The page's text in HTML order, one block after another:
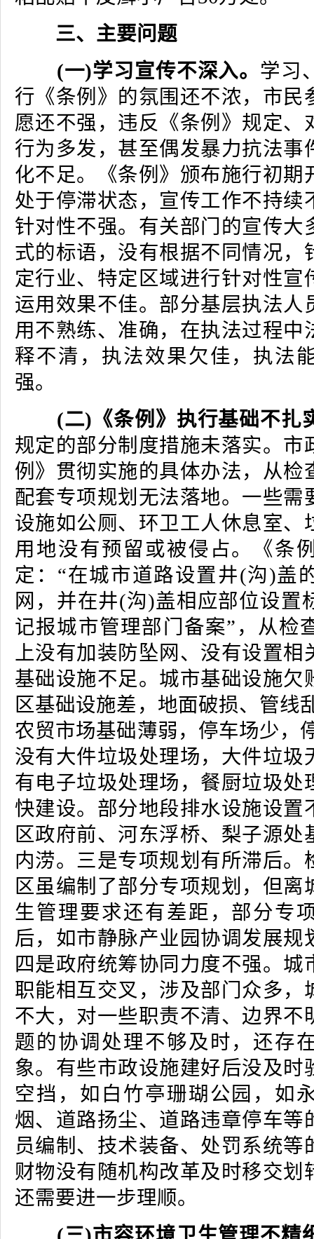
三、主要问题
(一)学习宣传不深入。 学习
行《条例》的氛围还不浓，市民
愿还不强，违反《条例》规定、
行为多发，甚至偶发暴力抗法事
化不足。《条例》颁布施行初期
处于停滞状态，宣传工作不持续
针对性不强。有关部门的宣传大
式的标语，没有根据不同情况，
定行业、特定区域进行针对性宣
运用效果不佳。部分基层执法人
用不熟练、准确，在执法过程中
释不清，执法效果欠佳，执法
强。
(二)《条例》执行基础不扎
规定的部分制度措施未落实。市
例》贯彻实施的具体办法，从检
配套专项规划无法落地。一些需
设施如公厕、环卫工人休息室、
用地没有预留或被侵占。《条
定：“在城市道路设置井(沟)盖
网，并在井(沟)盖相应部位设置
记报城市管理部门备案”，从检
上没有加装防坠网、没有设置相
基础设施不足。城市基础设施欠
区基础设施差，地面破损、管线
农贸市场基础薄弱，停车场少，
没有大件垃圾处理场，大件垃圾
有电子垃圾处理场，餐厨垃圾处
快建设。部分地段排水设施设置
区政府前、河东浮桥、梨子源处
内涝。三是专项规划有所滞后。
区虽编制了部分专项规划，但离
生管理要求还有差距，部分专
后，如市静脉产业园协调发展规
四是政府统筹协同力度不强。城
职能相互交叉，涉及部门众多，
不大，对一些职责不清、边界不
题的协调处理不够及时，还存
象。有些市政设施建好后没及时
空挡，如白竹亭珊瑚公园，如
烟、道路扬尘、道路违章停车等
员编制、技术装备、处罚系统等
财物没有随机构改革及时移交划
还需要进一步理顺。